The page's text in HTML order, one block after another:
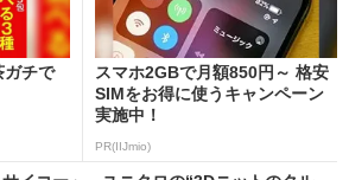
ガチで
スマホ2GBで月額850円～ 格安
SIMをお得に使うキャンペーン
実施中！
PR(IIJmio)